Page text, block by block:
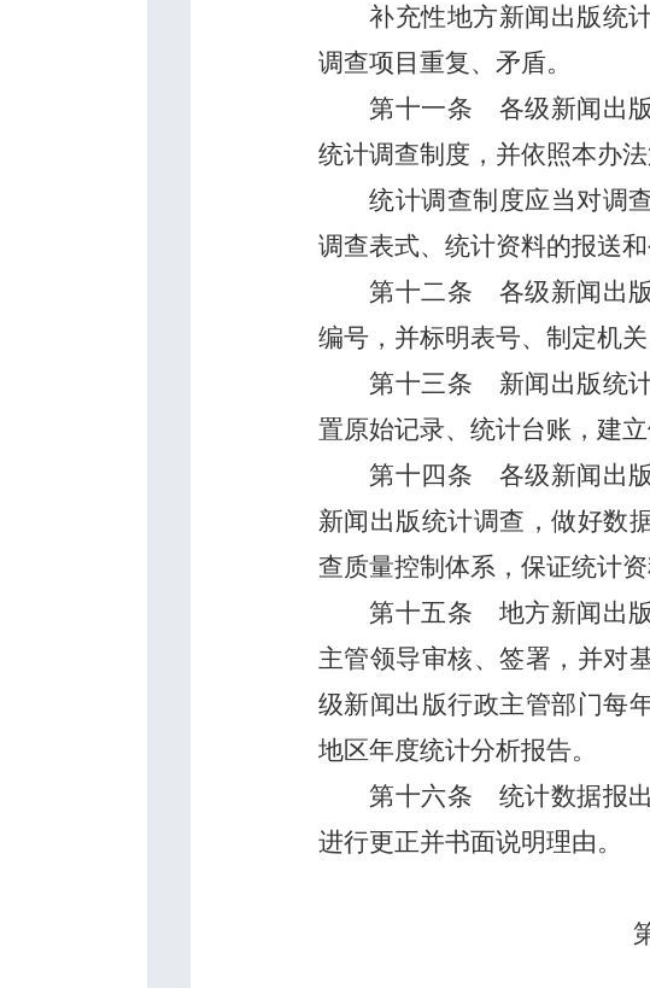
补充性地方新闻出版统
调查项目重复、矛盾。
第十一条 各级新闻出
统计调查制度，并依照本办
统计调查制度应当对调
调查表式、统计资料的报送和
第十二条 各级新闻出
编号，并标明表号、制定机
第十三条 新闻出版统
置原始记录、统计台账，建
第十四条 各级新闻出
新闻出版统计调查，做好数
查质量控制体系，保证统计
第十五条 地方新闻出
主管领导审核、签署，并对
级新闻出版行政主管部门每
地区年度统计分析报告。
第十六条 统计数据报
进行更正并书面说明理由。